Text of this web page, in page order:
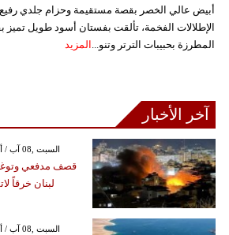
أبيض عالي الخصر بقصة مستقيمة وحزام جلدي رفيع
الإطلالات الفخمة، تألقت بفستان أسود طويل تميز
المطرزة بحبيبات الترتر وتنو... المزيد
آخر الأخبار
GMT 22:07 1970 السبت ,08 آب / أغسطس
قصف مدفعي
لبنان خرقاً
GMT 20:27 2026 السبت ,08 آب / أغسطس